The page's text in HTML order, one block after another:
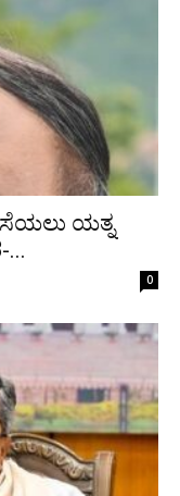
ಯತ್ನ
0